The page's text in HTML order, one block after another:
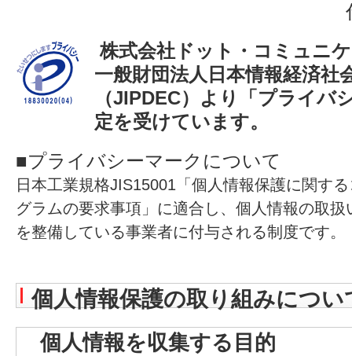
株式会社ドット・コミュニ
一般財団法人日本情報経済社
（JIPDEC）より「プライバ
定を受けています。
■プライバシーマークについて
日本工業規格JIS15001「個人情報保護に関す
グラムの要求事項」に適合し、個人情報の取
を整備している事業者に付与される制度です。
個人情報保護の取り組みについ
個人情報を収集する目的